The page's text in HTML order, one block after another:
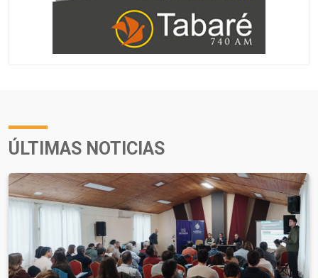
ÚLTIMAS NOTICIAS